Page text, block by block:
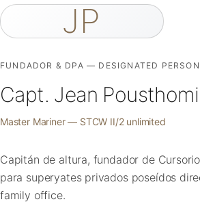
JP
FUNDADOR & DPA — DESIGNATED
Capt. Jean
Master Mariner — STCW II/2 unlimited
Capitán de altura, fundador de
para superyates privados poseídos
family office.